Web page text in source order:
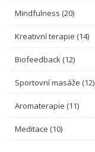
Mindfulness (20)
Kreativní terapie (14)
Biofeedback (12)
Sportovní masáže (12)
Aromaterapie (11)
Meditace (10)